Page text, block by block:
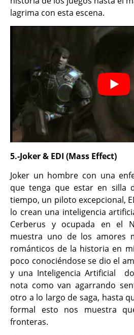
lagrima con esta escena.
5.-Joker & EDI (Mass Effect)
Joker un hombre con una
que tenga que estar en silla
tiempo, un piloto excepcional,
lo crean una inteligencia
Cerberus y ocupada en el
muestra uno de los amores
románticos de la historia en
poco conociéndose se dio el
y una Inteligencia Artificial
nota como van agarrando
otro a lo largo de saga, hasta
formal esto nos muestra
fronteras.